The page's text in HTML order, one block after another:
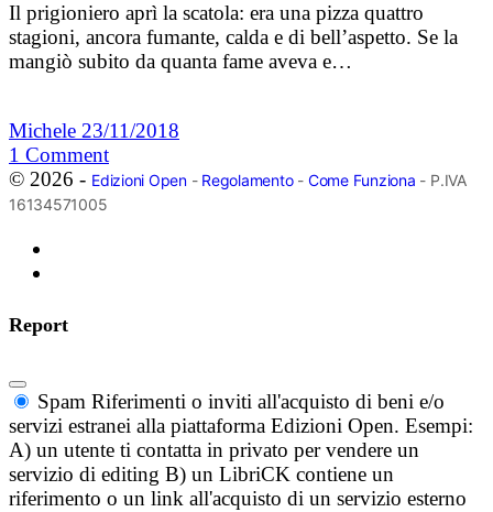
Il prigioniero aprì la scatola: era una pizza quattro
stagioni, ancora fumante, calda e di bell’aspetto. Se la
mangiò subito da quanta fame aveva e…
Michele 23/11/2018
1 Comment
© 2026 - Edizioni Open- Regolamento- Come Funziona - P.IVA
16134571005
Report
Spam Riferimenti o inviti all'acquisto di beni e/o
servizi estranei alla piattaforma Edizioni Open. Esempi:
A) un utente ti contatta in privato per vendere un
servizio di editing B) un LibriCK contiene un
riferimento o un link all'acquisto di un servizio esterno